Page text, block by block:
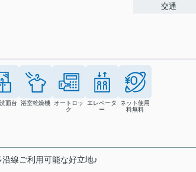
交通
面台 浴室乾燥機
オートロッ
ク
エレベータ
ー
ネット使用
料無料
線ご利用可能な好立地♪